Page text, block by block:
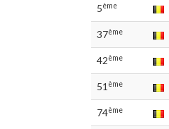
5ème
37ème
42ème
51 ème
74ème